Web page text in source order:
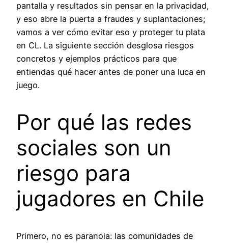
pantalla y resultados sin pensar en la privacidad,
y eso abre la puerta a fraudes y suplantaciones;
vamos a ver cómo evitar eso y proteger tu plata
en CL. La siguiente sección desglosa riesgos
concretos y ejemplos prácticos para que
entiendas qué hacer antes de poner una luca en
juego.
Por qué las redes
sociales son un
riesgo para
jugadores en Chile
Primero, no es paranoia: las comunidades de